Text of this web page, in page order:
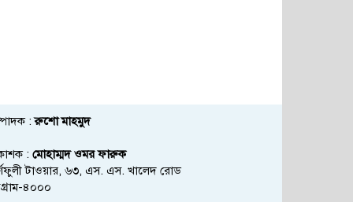
:রুশো মাহমুদ
: মোহাম্মদ ওমর ফারুক
টাওয়ার, ৬৩, এস. এস. খালেদ রোড
৪০০০